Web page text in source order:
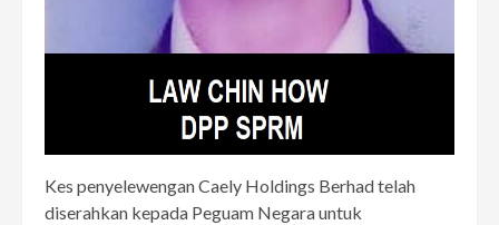
Kes penyelewengan Caely Holdings Berhad telah
diserahkan kepada Peguam Negara untuk